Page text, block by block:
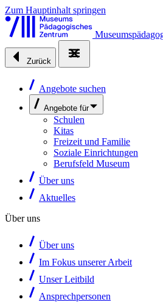
Zum Hauptinhalt springen
Zurück
Angebote suchen
Angebote für
Schulen
Kitas
Freizeit und Familie
Soziale Einrichtungen
Berufsfeld Museum
Über uns
Aktuelles
Über uns
Über uns
Im Fokus unserer Arbeit
Unser Leitbild
Ansprechpersonen